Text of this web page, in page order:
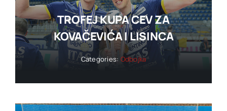
TROFEJ KUPA CEV ZA
KOVAČEVIĆA I LISINCA
Categories: Odbojka